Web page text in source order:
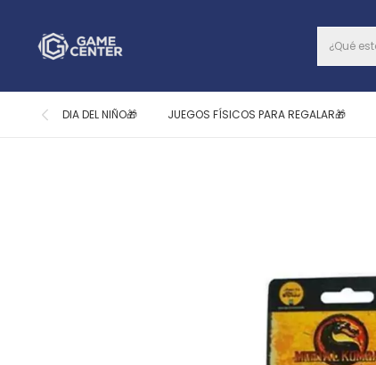
DIA DEL NIÑO🎁 JUEGOS FÍSICOS PARA REGALAR🎁